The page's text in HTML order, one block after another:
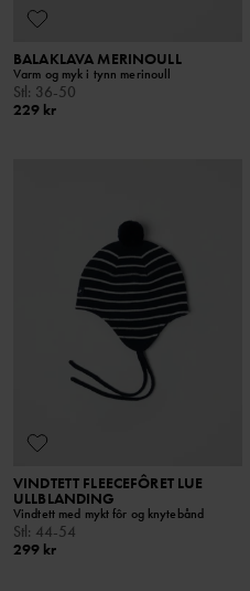
BALAKLAVA MERINOULL
Varm og myk i tynn merinoull
Stl : 36-50
229 kr
VINDTETT FLEECEFÔRET LUE
ULLBLANDING
Vindtett med mykt fôr og knytebånd
Stl: 44-54
299 kr